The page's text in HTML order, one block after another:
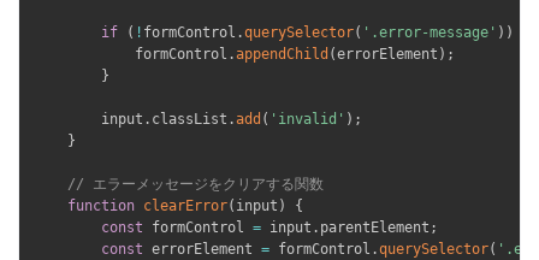
if ( ! formControl .querySelector( '.error-message' ) )
            formControl
.appendChild (errorElement ) ;
}
        input
. classList .add ( 'invalid' ) ;
}
// エラーメッセージをクリアする関数
function clearError( input )
{
const formControl = input . parentElement ;
const errorElement = formControl .querySelector(